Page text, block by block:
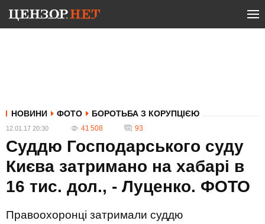
НОВИНИ ФОТО БОРОТЬБА З КОРУПЦІЄЮ
12.01.17 20:30 41 508 93
Суддю Господарського суду
Києва затримано на хабарі в
16 тис. дол., - Луценко. ФОТО
Правоохоронці затримали суддю